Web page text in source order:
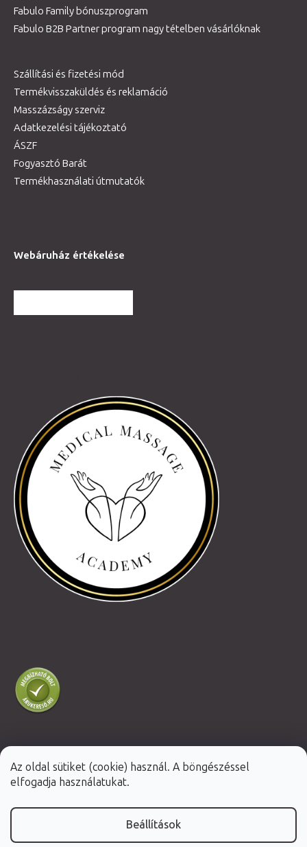
Az oldal sütiket (cookie) használ. A böngészéssel
elfogadja használatukat.
Beállítások
Fabulo Family bónuszprogram
Fabulo B2B Partner program nagy tételben vásárlóknak
Szállítási és fizetési mód
Termékvisszaküldés és reklamáció
Masszázságy szerviz
Adatkezelési tájékoztató
ÁSZF
Fogyasztó Barát
Termékhasználati útmutatók
Webáruház értékelése
Shoptet Premium készítette